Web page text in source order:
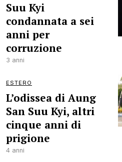
Suu Kyi
condannata a sei
anni per
corruzione
3 anni
ESTERO
L’odissea di Aung
San Suu Kyi, altri
cinque anni di
prigione
4 anni